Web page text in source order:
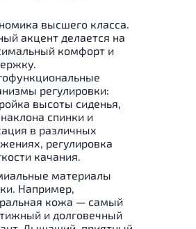
высшего класса.
акцент делается на
комфорт и
регулировки:
высоты сиденья,
спинки и
в различных
регулировка
качания.
материалы
Например,
кожа — самый
и долговечный